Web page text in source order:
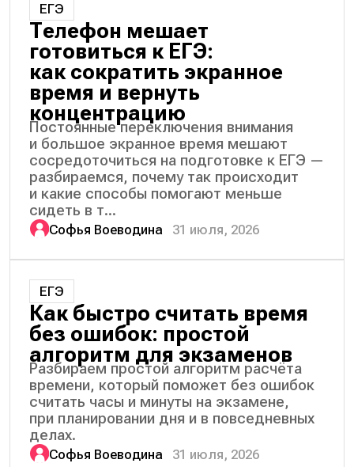
ЕГЭ
Телефон мешает
готовиться к ЕГЭ:
как сократить экранное
время и вернуть
концентрацию
Постоянные переключения внимания
и большое экранное время мешают
сосредоточиться на подготовке к ЕГЭ —
разбираемся, почему так происходит
и какие способы помогают меньше
сидеть в т...
Софья Воеводина 31 июля, 2026
ЕГЭ
Как быстро считать время
без ошибок: простой
алгоритм для экзаменов
Разбираем простой алгоритм расчёта
времени, который поможет без ошибок
считать часы и минуты на экзамене,
при планировании дня и в повседневных
делах.
Софья Воеводина 31 июля, 2026